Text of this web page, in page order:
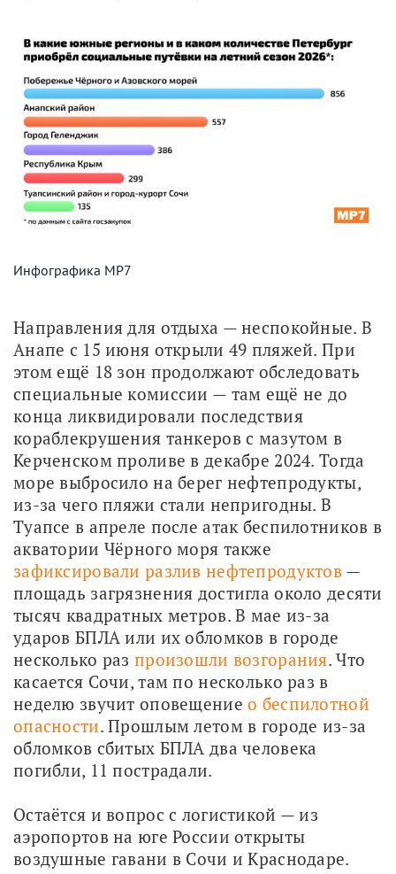
Инфографика МР7
Направления для отдыха — неспокойные. В
Анапе с 15 июня открыли 49 пляжей. При
этом ещё 18 зон продолжают обследовать
специальные комиссии — там ещё не до
конца ликвидировали последствия
кораблекрушения танкеров с мазутом в
Керченском проливе в декабре 2024. Тогда
море выбросило на берег нефтепродукты,
из-за чего пляжи стали непригодны. В
Туапсе в апреле после атак беспилотников в
зафиксировали разлив нефтепродуктов —
площадь загрязнения достигла около десяти
тысяч квадратных метров. В мае из-за
ударов БПЛА или их обломков в городе
несколько раз произошли возгорания. Что
касается Сочи, там по несколько раз в
неделю звучит оповещение о беспилотной
опасности. Прошлым летом в городе из-за
обломков сбитых БПЛА два человека
погибли, 11 пострадали.
Остаётся и вопрос с логистикой — из
аэропортов на юге России открыты
воздушные гавани в Сочи и Краснодаре.